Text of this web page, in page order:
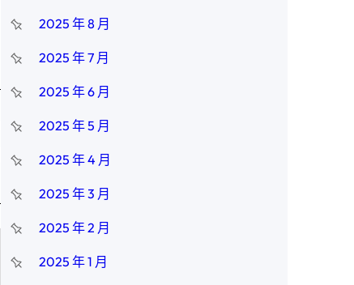
2025 年 8 月
2025 年 7 月
2025 年 6 月
2025 年 5 月
2025 年 4 月
2025 年 3 月
2025 年 2 月
2025 年 1 月